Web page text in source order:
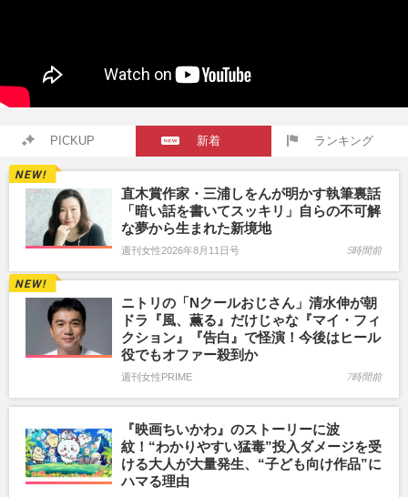
PICKUP 新着 ランキング
直木賞作家・三浦しをんが明かす執筆裏話
「暗い話を書いてスッキリ」自らの不可解
な夢から生まれた新境地
週刊女性2026年8月11日号 5時間前
ニトリの「Nクールおじさん」清水伸が朝
ドラ『風、薫る』だけじゃな『マイ・フィ
クション』『告白』で怪演！今後はヒール
役でもオファー殺到か
週刊女性PRIME 7時間前
『映画ちいかわ』のストーリーに波
紋！“わかりやすい猛毒”投入ダメージを受
ける大人が大量発生、“子ども向け作品”に
ハマる理由